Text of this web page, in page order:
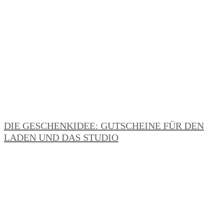
DIE GESCHENKIDEE: GUTSCHEINE FÜR DEN
LADEN UND DAS STUDIO